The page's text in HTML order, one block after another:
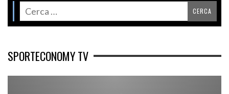
SPORTECONOMY TV